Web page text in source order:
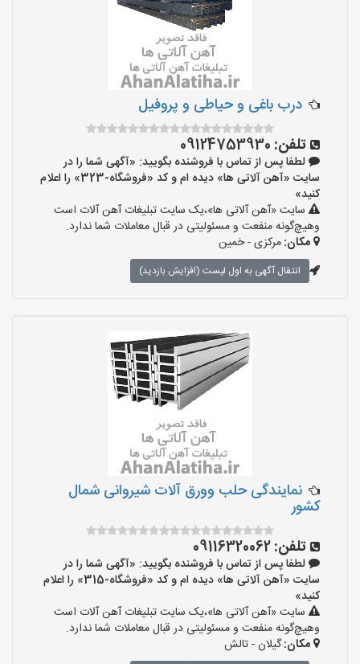
درب باغی و حیاطی و پروفیل
تلفن: 09124753930
لطفا پس از تماس با فروشنده بگویید: «آگهی شما را در
سایت «آهن آلاتی ها» دیده ام و کد «فروشگاه-323» را اعلام
کنید»
سایت «آهن آلاتی ها»،یک سایت تبلیغات آهن آلات است
وهیچ‌گونه منفعت و مسئولیتی در قبال معاملات شما ندارد.
مکان:مرکزی - خمین
انتقال آگهی به اول لیست (افزایش بازدید)
نمایندگی حلب وورق آلات شیروانی شمال
کشور
تلفن:09116320062
لطفا پس از تماس با فروشنده بگویید: «آگهی شما را در
سایت «آهن آلاتی ها» دیده ام و کد «فروشگاه-315» را اعلام
کنید»
سایت «آهن آلاتی ها»،یک سایت تبلیغات آهن آلات است
وهیچ‌گونه منفعت و مسئولیتی در قبال معاملات شما ندارد.
مکان:گیلان - تالش